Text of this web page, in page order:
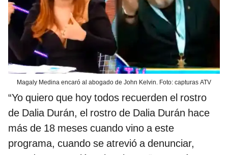
Magaly Medina encaró al abogado de John Kelvin. Foto: capturas ATV
“Yo quiero que hoy todos recuerden el rostro
de Dalia Durán, el rostro de Dalia Durán hace
más de 18 meses cuando vino a este
programa, cuando se atrevió a denunciar,